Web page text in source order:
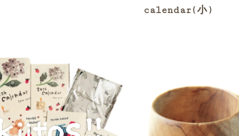
calendar(小)